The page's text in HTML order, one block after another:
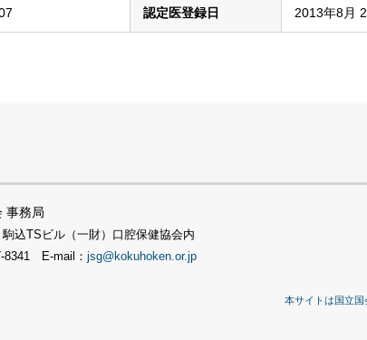
認定医登録日 2013年8月
事務局
込TSビル（一財）口腔保健協会内
8341 E-mail： jsg@kokuhoken.or.jp
本サイトは国立国